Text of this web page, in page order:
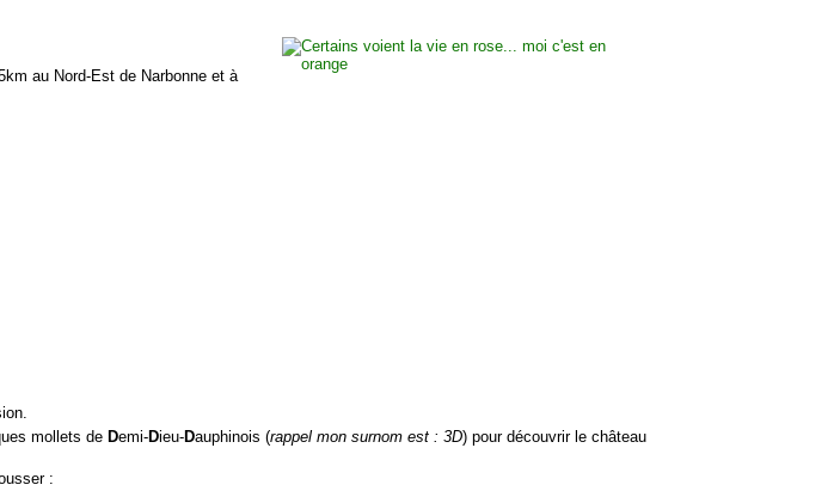
au Nord-Est de Narbonne et à
mollets de Demi-Dieu-Dauphinois (rappel mon surnom est : 3D) pour découvrir le château
: